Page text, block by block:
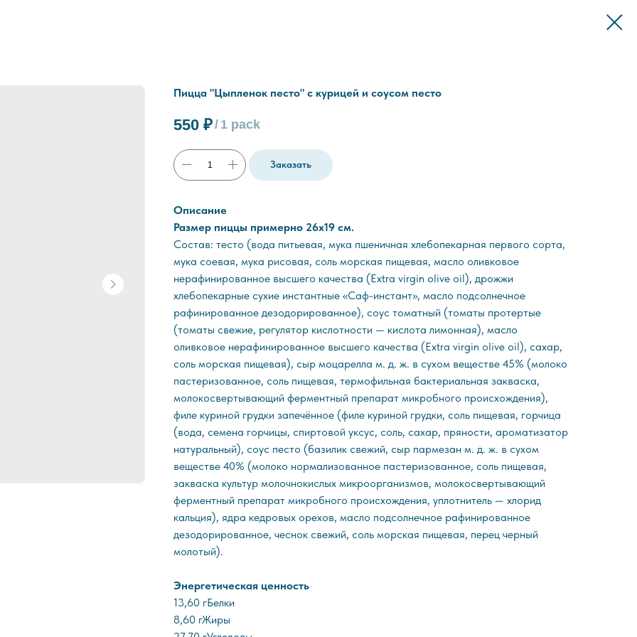
Пицца "Цыпленок песто" с курицей и соусом песто
550 ₽/ 1 pack
Заказать
Описание
Размер пиццы примерно 26х19 см.
Состав: тесто (вода питьевая, мука пшеничная хлебопекарная первого сорта,
мука соевая, мука рисовая, соль морская пищевая, масло оливковое
нерафинированное высшего качества (Extra virgin olive oil), дрожжи
хлебопекарные сухие инстантные «Саф-инстант», масло подсолнечное
рафинированное дезодорированное), соус томатный (томаты протертые
(томаты свежие, регулятор кислотности — кислота лимонная), масло
оливковое нерафинированное высшего качества (Extra virgin olive oil), сахар,
соль морская пищевая), сыр моцарелла м. д. ж. в сухом веществе 45% (молоко
пастеризованное, соль пищевая, термофильная бактериальная закваска,
молокосвертывающий ферментный препарат микробного происхождения),
филе куриной грудки запечённое (филе куриной грудки, соль пищевая, горчица
(вода, семена горчицы, спиртовой уксус, соль, сахар, пряности, ароматизатор
натуральный), соус песто (базилик свежий, сыр пармезан м. д. ж. в сухом
веществе 40% (молоко нормализованное пастеризованное, соль пищевая,
закваска культур молочнокислых микроорганизмов, молокосвертывающий
ферментный препарат микробного происхождения, уплотнитель — хлорид
кальция), ядра кедровых орехов, масло подсолнечное рафинированное
дезодорированное, чеснок свежий, соль морская пищевая, перец черный
молотый).
Энергетическая ценность
13,60 гБелки
8,60 гЖиры